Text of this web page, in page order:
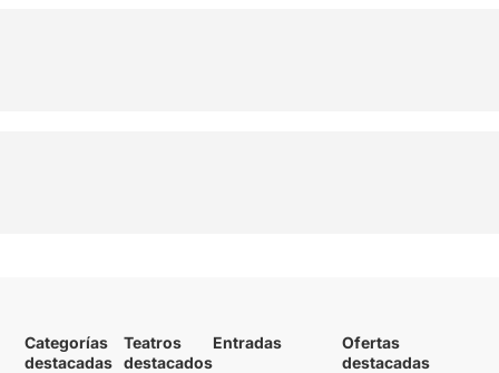
Categorías
destacadas
Teatros
destacados
Entradas
Ofertas
destacadas